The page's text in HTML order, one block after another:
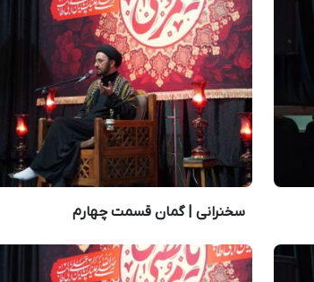
سخنرانی | گمان قسمت چهارم